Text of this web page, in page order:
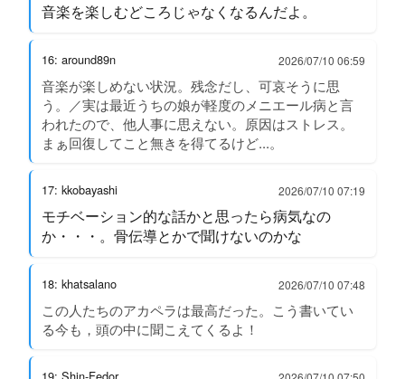
音楽を楽しむどころじゃなくなるんだよ。
16: around89n 2026/07/10 06:59
音楽が楽しめない状況。残念だし、可哀そうに思
う。／実は最近うちの娘が軽度のメニエール病と言
われたので、他人事に思えない。原因はストレス。
まぁ回復してこと無きを得てるけど...。
17: kkobayashi 2026/07/10 07:19
モチベーション的な話かと思ったら病気なの
か・・・。骨伝導とかで聞けないのかな
18: khatsalano 2026/07/10 07:48
この人たちのアカペラは最高だった。こう書いてい
る今も，頭の中に聞こえてくるよ！